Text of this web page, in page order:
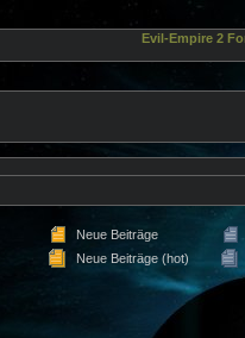
Evil-Empire 2
Neue Beiträge
Neue Beiträge (hot)